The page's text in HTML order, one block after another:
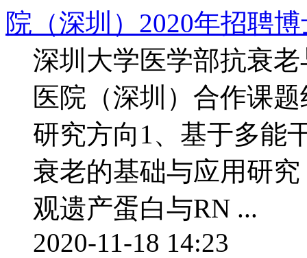
院（深圳）2020年招聘
深圳大学医学部抗衰
医院（深圳）合作课
研究方向1、基于多能
衰老的基础与应用研
观遗产蛋白与RN ...
2020-11-18 14:23